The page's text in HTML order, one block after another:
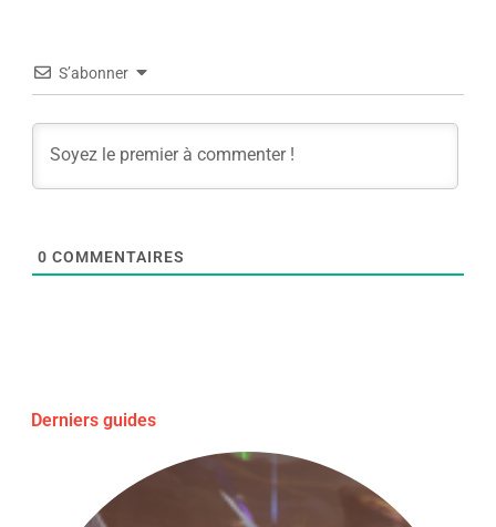
S’abonner
0 COMMENTAIRES
Derniers guides